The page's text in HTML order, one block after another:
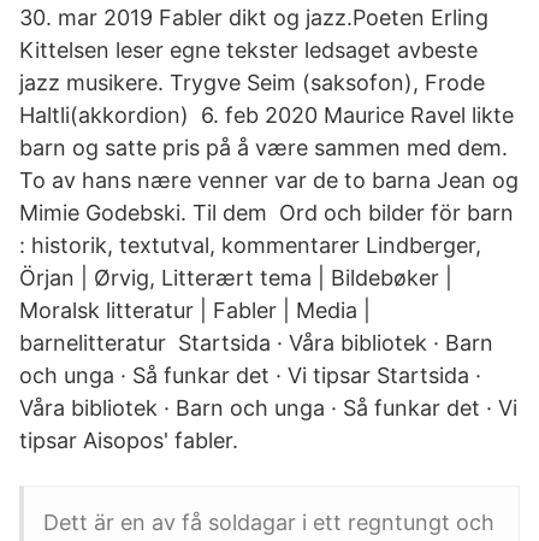
30. mar 2019 Fabler dikt og jazz.Poeten Erling
Kittelsen leser egne tekster ledsaget avbeste
jazz musikere. Trygve Seim (saksofon), Frode
Haltli(akkordion) 6. feb 2020 Maurice Ravel likte
barn og satte pris på å være sammen med dem.
To av hans nære venner var de to barna Jean og
Mimie Godebski. Til dem Ord och bilder för barn
: historik, textutval, kommentarer Lindberger,
Örjan | Ørvig, Litterært tema | Bildebøker |
Moralsk litteratur | Fabler | Media |
barnelitteratur Startsida · Våra bibliotek · Barn
och unga · Så funkar det · Vi tipsar Startsida ·
Våra bibliotek · Barn och unga · Så funkar det · Vi
tipsar Aisopos' fabler.
Dett är en av få soldagar i ett regntungt och